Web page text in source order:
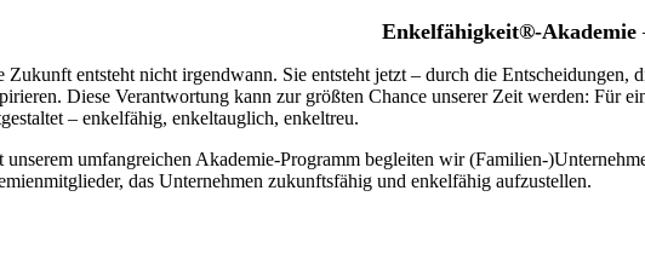
Enkelfähigkeit®-Akademie
Zukunft entsteht nicht irgendwann. Sie entsteht jetzt – durch die
Diese Verantwortung kann zur größten Chance unserer Zeit werden: Für
– enkelfähig, enkeltauglich, enkeltreu.
unserem umfangreichen Akademie-Programm begleiten wir (Familien-
das Unternehmen zukunftsfähig und enkelfähig aufzustellen.